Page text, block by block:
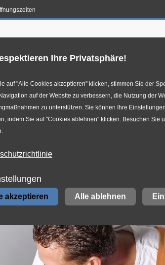
Ihre Privatsphäre!
auf "Alle Cookies akzeptieren" klicken, stimmen Sie der
auf der Website zu verbessern, die Nutzung der
zu unterstützen. Sie können Ihre
indem Sie auf "Cookies ablehnen" klicken. Besuchen Sie
akzeptieren Alle ablehnen